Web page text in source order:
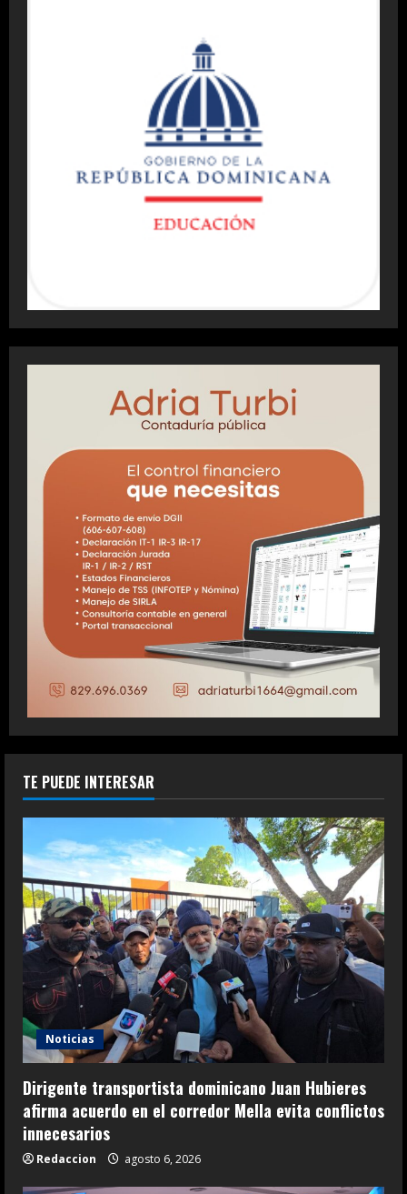
TE PUEDE INTERESAR
Noticias
Dirigente transportista dominicano Juan Hubieres
afirma acuerdo en el corredor Mella evita conflictos
innecesarios
Redaccion agosto 6, 2026